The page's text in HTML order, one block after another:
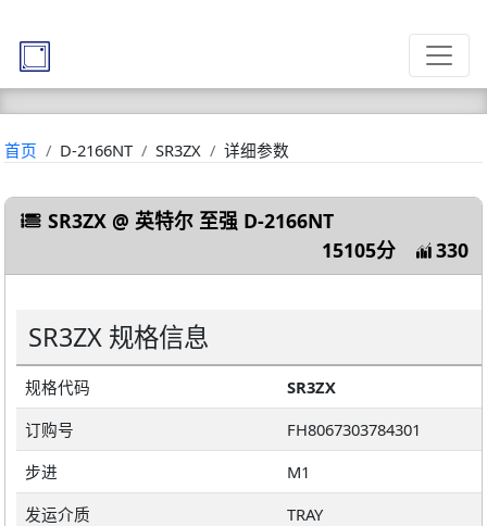
首页 D-2166NT SR3ZX 详细参数
SR3ZX @ 英特尔 至强 D-2166NT
15105分
330
SR3ZX 规格信息
规格代码
SR3ZX
订购号
FH8067303784301
步进
M1
发运介质
TRAY